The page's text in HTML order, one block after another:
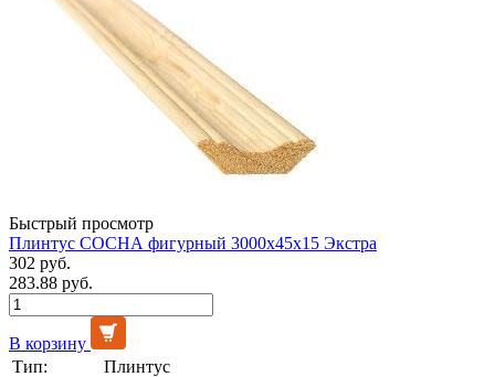
Быстрый просмотр
Плинтус СОСНА фигурный 3000х45х15 Экстра
302 руб.
283.88 руб.
В корзину
Тип:
Плинтус